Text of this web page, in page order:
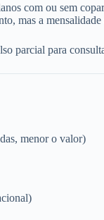
com ou sem
mas a
parcial para
menor o valor)